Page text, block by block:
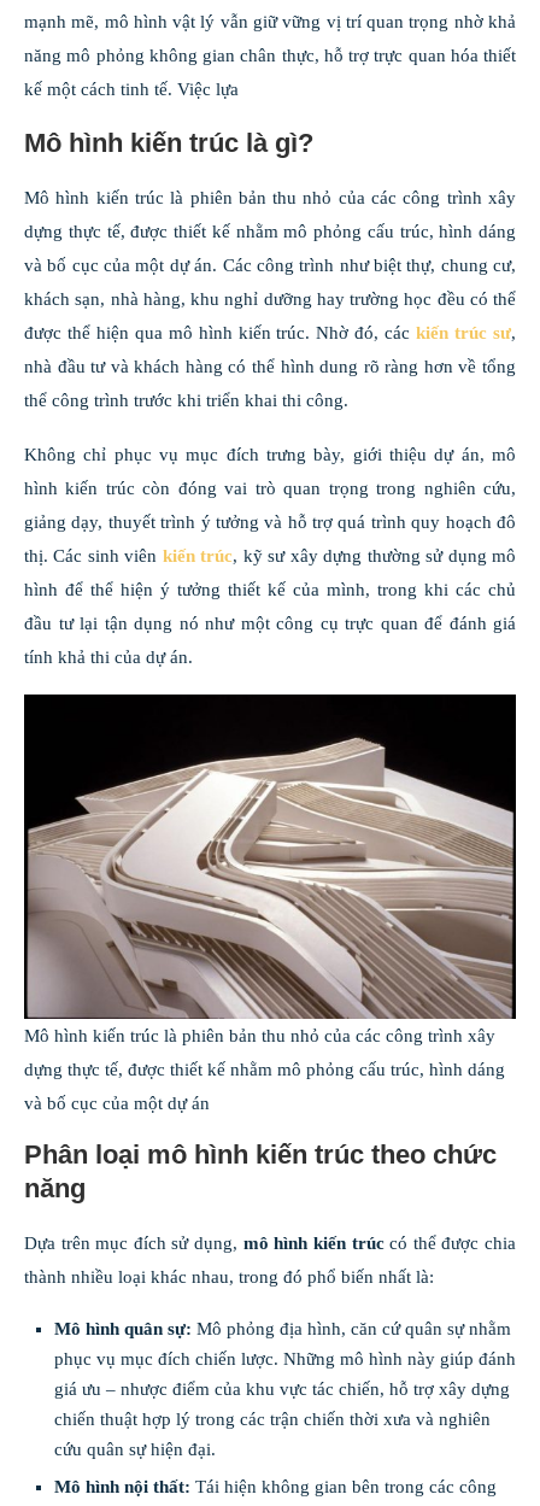
mạnh mẽ, mô hình vật lý vẫn giữ vững vị trí quan trọng nhờ khả
năng mô phỏng không gian chân thực, hỗ trợ trực quan hóa thiết
kế một cách tinh tế. Việc lựa
Mô hình kiến trúc là gì?
Mô hình kiến trúc là phiên bản thu nhỏ của các công trình xây
dựng thực tế, được thiết kế nhằm mô phỏng cấu trúc, hình dáng
và bố cục của một dự án. Các công trình như biệt thự, chung cư,
khách sạn, nhà hàng, khu nghỉ dưỡng hay trường học đều có thể
được thể hiện qua mô hình kiến trúc. Nhờ đó, cáckiến trúc sư,
nhà đầu tư và khách hàng có thể hình dung rõ ràng hơn về tổng
thể công trình trước khi triển khai thi công.
Không chỉ phục vụ mục đích trưng bày, giới thiệu dự án, mô
hình kiến trúc còn đóng vai trò quan trọng trong nghiên cứu,
giảng dạy, thuyết trình ý tưởng và hỗ trợ quá trình quy hoạch đô
thị. Các sinh viên kiến trúc, kỹ sư xây dựng thường sử dụng mô
hình để thể hiện ý tưởng thiết kế của mình, trong khi các chủ
đầu tư lại tận dụng nó như một công cụ trực quan để đánh giá
tính khả thi của dự án.
Mô hình kiến trúc là phiên bản thu nhỏ của các công trình xây
dựng thực tế, được thiết kế nhằm mô phỏng cấu trúc, hình dáng
và bố cục của một dự án
Phân loại mô hình kiến trúc theo chức
năng
Dựa trên mục đích sử dụng, mô hình kiến trúccó thể được chia
thành nhiều loại khác nhau, trong đó phổ biến nhất là:
Mô hình quân sự: Mô phỏng địa hình, căn cứ quân sự nhằm
phục vụ mục đích chiến lược. Những mô hình này giúp đánh
giá ưu – nhược điểm của khu vực tác chiến, hỗ trợ xây dựng
chiến thuật hợp lý trong các trận chiến thời xưa và nghiên
cứu quân sự hiện đại.
Mô hình nội thất: Tái hiện không gian bên trong các công